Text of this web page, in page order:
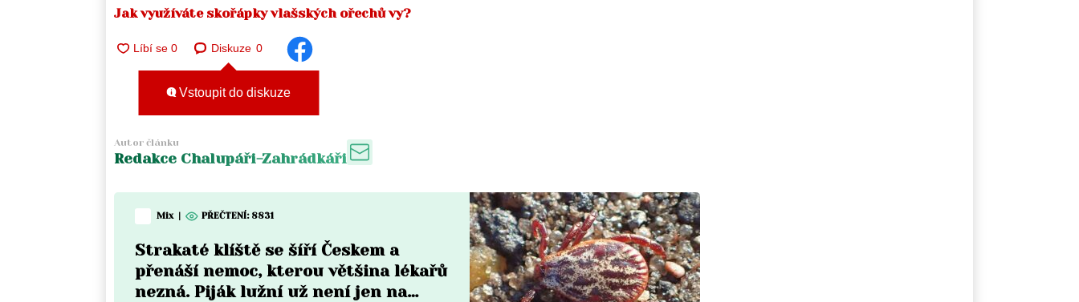
Jak využíváte skořápky vlašských ořechů vy?
Diskuze 0
Vstoupit do diskuze
Autor článku
Redakce Chalupáři-Zahrádkáři
Mix PŘEČTENÍ: 8831
Strakaté klíště se šíří Českem a
přenáší nemoc, kterou většina lékařů
nezná. Piják lužní už není jen na